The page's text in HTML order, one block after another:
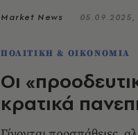
Market News 05.09.2025,
ΠΟΛΙΤΙΚΗ & ΟΙΚΟΝΟΜΙΑ
Οι
κρατικά